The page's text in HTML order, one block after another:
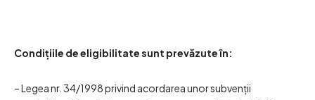
Condiţiile de eligibilitate sunt prevăzute în:
– Legea nr. 34/1998 privind acordarea unor subvenţii